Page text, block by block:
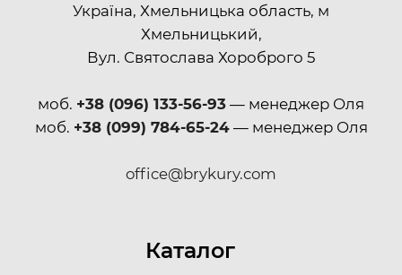
Україна, Хмельницька область, м
Хмельницький,
Вул. Святослава Хороброго 5
моб. +38 (096) 133-56-93 — менеджер Оля
моб. +38 (099) 784-65-24— менеджер Оля
office@brykury.com
Каталог